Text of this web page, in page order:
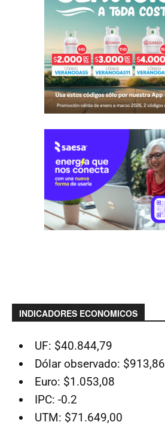
INDICADORES ECONOMICOS
UF: $40.844,79
Dólar observado: $913,86
Euro: $1.053,08
IPC: -0.2
UTM: $71.649,00